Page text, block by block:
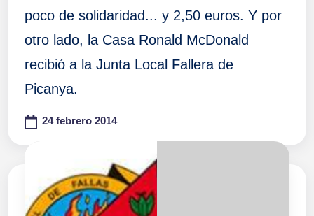
poco de solidaridad... y 2,50 euros. Y por
otro lado, la Casa Ronald McDonald
recibió a la Junta Local Fallera de
Picanya.
24 febrero 2014